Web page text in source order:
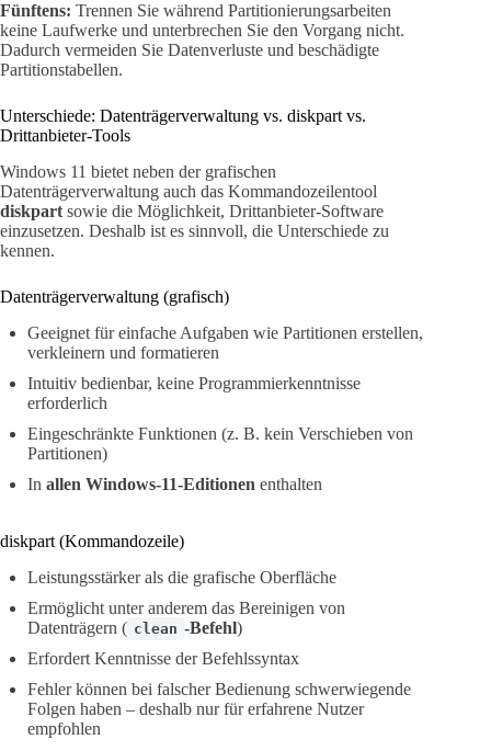
Fünftens: Trennen Sie während Partitionierungsarbeiten
keine Laufwerke und unterbrechen Sie den Vorgang nicht.
Dadurch vermeiden Sie Datenverluste und beschädigte
Partitionstabellen.
Unterschiede: Datenträgerverwaltung vs. diskpart vs.
Drittanbieter-Tools
Windows 11 bietet neben der grafischen
Datenträgerverwaltung auch das Kommandozeilentool
diskpart sowie die Möglichkeit, Drittanbieter-Software
einzusetzen. Deshalb ist es sinnvoll, die Unterschiede zu
kennen.
Datenträgerverwaltung (grafisch)
Geeignet für einfache Aufgaben wie Partitionen erstellen,
verkleinern und formatieren
Intuitiv bedienbar, keine Programmierkenntnisse
erforderlich
Eingeschränkte Funktionen (z. B. kein Verschieben von
Partitionen)
In allen Windows-11-Editionen enthalten
diskpart (Kommandozeile)
Leistungsstärker als die grafische Oberfläche
Ermöglicht unter anderem das Bereinigen von
Datenträgern ( clean -Befehl)
Erfordert Kenntnisse der Befehlssyntax
Fehler können bei falscher Bedienung schwerwiegende
Folgen haben – deshalb nur für erfahrene Nutzer
empfohlen